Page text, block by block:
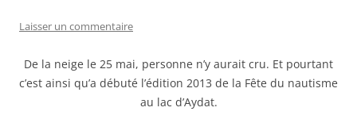
Laisser un commentaire
De la neige le 25 mai, personne n’y aurait cru. Et pourtant
c’est ainsi qu’a débuté l’édition 2013 de la Fête du nautisme
au lac d’Aydat.